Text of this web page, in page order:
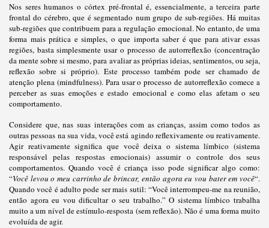
Nos seres humanos o córtex pré-frontal é, essencialmente, a terceira parte
frontal do cérebro, que é segmentado num grupo de sub-regiões. Há muitas
sub-regiões que contribuem para a regulação emocional. No entanto, de uma
forma mais prática e simples, o que importa saber é que para ativar essas
regiões, basta simplesmente usar o processo de autorreflexão (concentração
da mente sobre si mesmo, para avaliar as próprias ideias, sentimentos, ou seja,
reflexão sobre si próprio). Este processo também pode ser chamado de
atenção plena (mindfulness). Para usar o processo de autorreflexão comece a
perceber as suas emoções e estado emocional e como elas afetam o seu
comportamento.
Considere que, nas suas interações com as crianças, assim como todos as
outras pessoas na sua vida, você está agindo reflexivamente ou reativamente.
Agir reativamente significa que você deixa o sistema límbico (sistema
responsável pelas respostas emocionais) assumir o controle dos seus
comportamentos. Quando você é criança isso pode significar algo como:
“Você levou o meu carrinho de brincar, então agora eu vou bater em você“.
Quando você é adulto pode ser mais sutil: “Você interrompeu-me na reunião,
então agora eu vou dificultar o seu trabalho.” O sistema límbico trabalha
muito a um nível de estímulo-resposta (sem reflexão). Não é uma forma muito
evoluída de agir.